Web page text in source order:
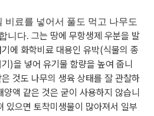
비료를 넣어서 풀도 먹고 나무도
니다. 그는 땅에 무항생제 우분을 발
에 화학비료 대용인 유박(식물의 종
)을 넣어 유기물 함량을 높여 줍니
것도 나무의 생육 상태를 잘 관찰하
양액 같은 것은 굳이 사용하지 않습니
있으면 토착미생물이 많아져서 일부